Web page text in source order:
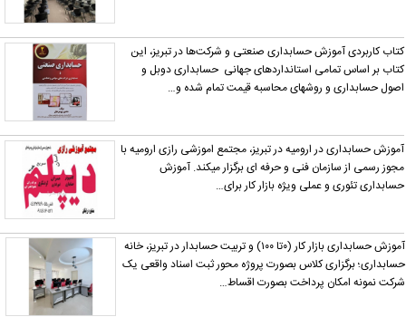
کاربردی آموزش حسابداری صنعتی و شرکت‌ها در تبریز، این
بر اساس تمامی استانداردهای جهانی حسابداری دوبل و
حسابداری و روشهای محاسبه قیمت تمام شده و…
حسابداری در ارومیه در تبریز، مجتمع اموزشی رازی ارومیه با
رسمی از سازمان فنی و حرفه ای برگزار میکند. آموزش
تئوری و عملی ویژه بازار کار برای…
آموزش حسابداری بازار کار (۰تا ۱۰۰) و تربیت حسابدار در تبریز، خانه
برگزاری کلاس بصورت پروژه محور ثبت اسناد واقعی یک
نمونه امکان پرداخت بصورت اقساط…